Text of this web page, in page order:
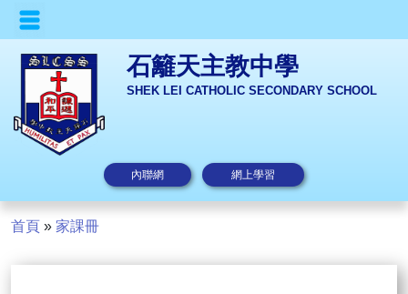
石籬天主教中學
SHEK LEI CATHOLIC SECONDARY SCHOOL
內聯網 網上學習
首頁 » 家課冊